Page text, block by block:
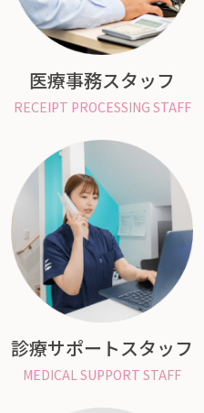
医療事務スタッフ
RECEIPT PROCESSING STAFF
診療サポートスタッフ
MEDICAL SUPPORT STAFF